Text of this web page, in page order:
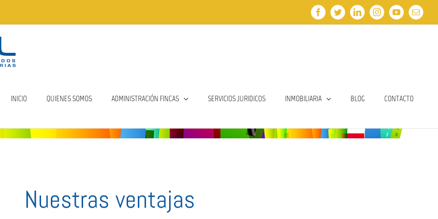
FacebookTwitterLinkedInInstagramYouTubeEmail
INICIO QUIENES SOMOS ADMINISTRACIÓN FINCAS SERVICIOS JURIDICOS INMOBILIARIA BLOG CONTACTO
Nuestras ventajas